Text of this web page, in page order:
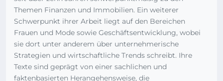
Themen Finanzen und Immobilien. Ein weiterer
Schwerpunkt ihrer Arbeit liegt auf den Bereichen
Frauen und Mode sowie Geschäftsentwicklung, wobei
sie dort unter anderem über unternehmerische
Strategien und wirtschaftliche Trends schreibt. Ihre
Texte sind geprägt von einer sachlichen und
faktenbasierten Herangehensweise, die